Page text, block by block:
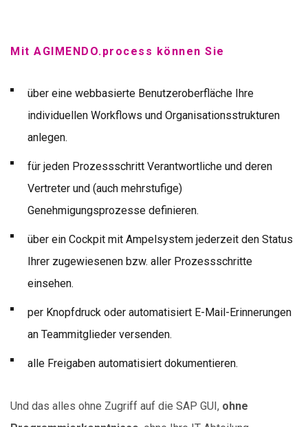
Mit AGIMENDO.process können Sie
über eine webbasierte Benutzeroberfläche Ihre
individuellen Workflows und Organisationsstrukturen
anlegen.
für jeden Prozessschritt Verantwortliche und deren
Vertreter und (auch mehrstufige)
Genehmigungsprozesse definieren.
über ein Cockpit mit Ampelsystem jederzeit den Status
Ihrer zugewiesenen bzw. aller Prozessschritte
einsehen.
per Knopfdruck oder automatisiert E-Mail-Erinnerungen
an Teammitglieder versenden.
alle Freigaben automatisiert dokumentieren.
Und das alles ohne Zugriff auf die SAP GUI, ohne